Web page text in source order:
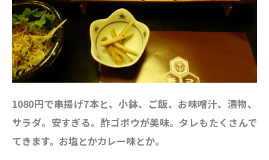
1080円で串揚げ7本と、小鉢、ご飯、お味噌汁、漬物、
サラダ。安すぎる。酢ゴボウが美味。タレもたくさんで
てきます。お塩とかカレー味とか。